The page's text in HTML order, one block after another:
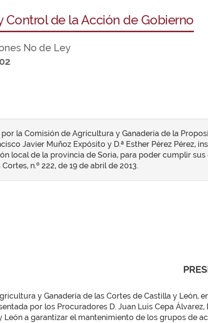
Control de la Acción de Gobierno
No de Ley
la Comisión de Agricultura y Ganadería de la
Javier Muñoz Expósito y D.ª Esther Pérez
local de la provincia de Soria, para poder cumplir
n.º 222, de 19 de abril de 2013.
y Ganadería de las Cortes de Castilla y León,
por los Procuradores D. Juan Luis Cepa
León a garantizar el mantenimiento de los grupos de